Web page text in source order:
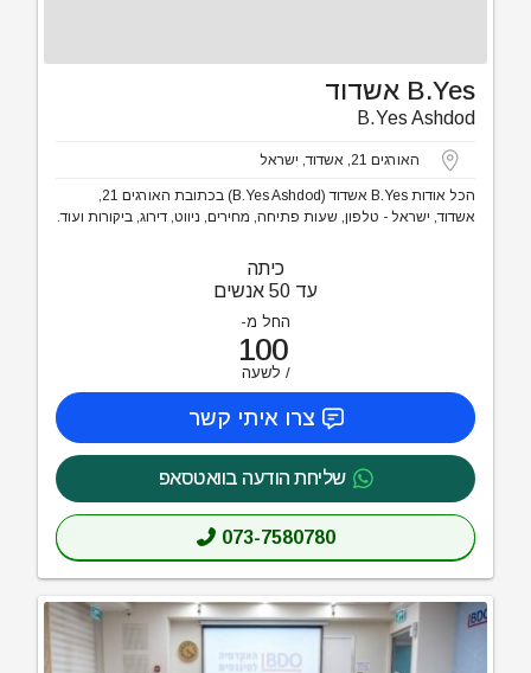
B.Yes אשדוד
B.Yes Ashdod
האורגים 21, אשדוד, ישראל
הכל אודות B.Yes אשדוד (B.Yes Ashdod) בכתובת האורגים 21,
אשדוד, ישראל - טלפון, שעות פתיחה, מחירים, ניווט, דירוג, ביקורות ועוד.
כיתה
עד 50 אנשים
החל מ-
100
לשעה
צרו איתי קשר
שליחת הודעה בוואטסאפ
073-7580780